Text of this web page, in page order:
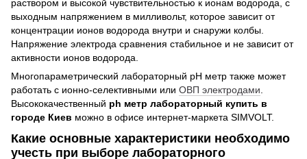
раствором и высокой чувствительностью к ионам водорода, с
выходным напряжением в милливольт, которое зависит от
концентрации ионов водорода внутри и снаружи колбы.
Напряжение электрода сравнения стабильное и не зависит от
активности ионов водорода.
Многопараметрический лабораторный рН метр также может
работать с ионно-селективными или ОВП электродами
Высококачественный ph метр лабораторный купить в
городе Киев можно в офисе интернет-маркета SIMVOLT.
Какие основные характеристики необходимо
учесть при выборе лабораторного